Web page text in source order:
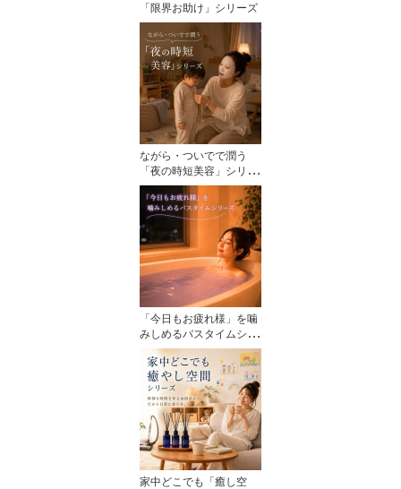
「限界お助け」シリーズ
ながら・ついでで潤う
「夜の時短美容」シリー
ズ
「今日もお疲れ様」を噛
みしめるバスタイムシリ
ーズ
家中どこでも「癒し空